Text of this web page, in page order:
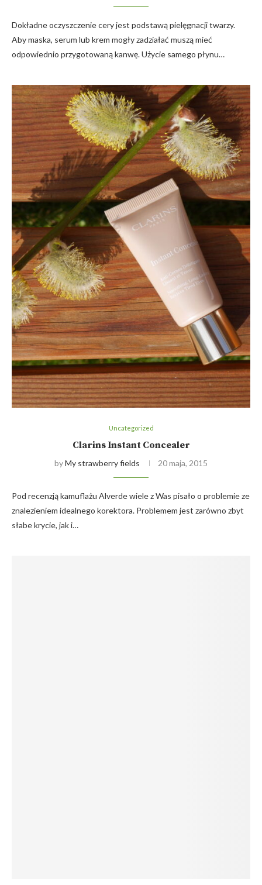
Dokładne oczyszczenie cery jest podstawą pielęgnacji twarzy.
Aby maska, serum lub krem mogły zadziałać muszą mieć
odpowiednio przygotowaną kanwę. Użycie samego płynu…
Uncategorized
Clarins Instant Concealer
byMy strawberry fields 20 maja, 2015
Pod recenzją kamuflażu Alverde wiele z Was pisało o problemie ze
znalezieniem idealnego korektora. Problemem jest zarówno zbyt
słabe krycie, jak i…